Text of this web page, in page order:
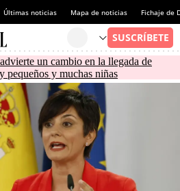
Últimas noticias Mapa de noticias Fichaje de
un cambio en la llegada de
pequeños y muchas niñas